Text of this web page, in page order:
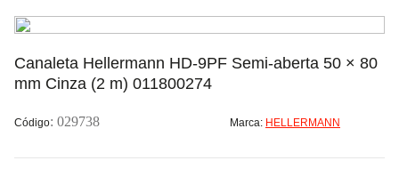
Canaleta Hellermann HD-9PF Semi-aberta 50 × 80
mm Cinza (2 m) 011800274
: 029738 Marca: HELLERMANN
2º luminaria
4º cabo pp